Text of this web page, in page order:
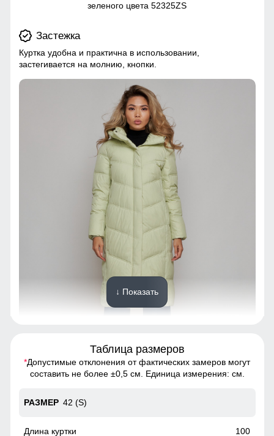
зеленого цвета 52325ZS
Застежка
Куртка удобна и практична в использовании,
застегивается на молнию, кнопки.
Куртка удобна и практична в использовании,
застегивается на молнию, кнопки.
Несъемный капюшон
Капюшон предназначен для защиты головы от
↓ Показать
Таблица размеров
*Допустимые отклонения от фактических замеров могут
составить не более ±0,5 см. Единица измерения: см.
42 (S)
100